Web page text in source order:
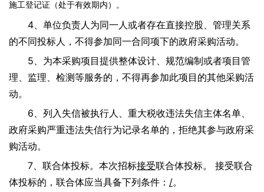
施工登记证（处于有效期内）。
4、单位负责人为同一人或者存在直接控股、管理关系
的不同投标人，不得参加同一合同项下的政府采购活动。
5、为本采购项目提供整体设计、规范编制或者项目管
理、监理、检测等服务的，不得再参加此项目的其他采购活
动。
6、列入失信被执行人、重大税收违法失信主体名单、
政府采购严重违法失信行为记录名单的，拒绝其参与政府采
购活动。
7、联合体投标。本次招标接受联合体投标。 接受联合
体投标的，联合体应当具备下列条件： /。